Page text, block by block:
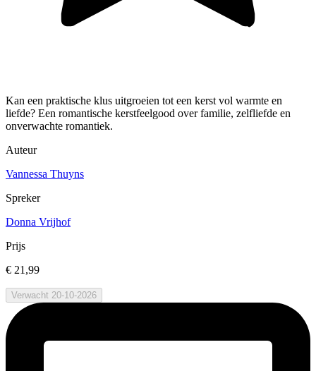
Kan een praktische klus uitgroeien tot een kerst vol warmte en
liefde? Een romantische kerstfeelgood over familie, zelfliefde en
onverwachte romantiek.
Auteur
Vannessa Thuyns
Spreker
Donna Vrijhof
Prijs
€ 21,99
Verwacht 20-10-2026